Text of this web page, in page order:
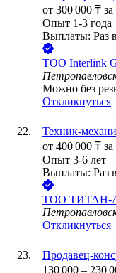
от 300 000 ₸
Опыт 1-3 года
Выплаты: Раз
ТОО Interlink
Можно без
Откликнуться
Техник-
от 400 000 ₸
Опыт 3-6 лет
Выплаты: Раз
ТОО ТИТАН-
Откликнуться
Продавец-
130 000 – 230